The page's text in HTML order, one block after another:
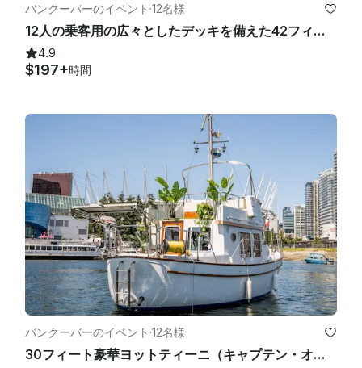
バンクーバーのイベント ·12名様
12人の乗客用の広々としたデッキを備えた42フィートのバートラムヨット
4.9
$197+時間
バンクーバーのイベント ·12名様
30フィート豪華ヨットティーニ（キャプテン・オリアナ・レイシー付き）